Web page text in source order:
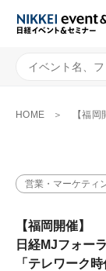
HOME 【福岡
営業・マーケティ
【福岡開催】
日経MJフォー
「テレワーク